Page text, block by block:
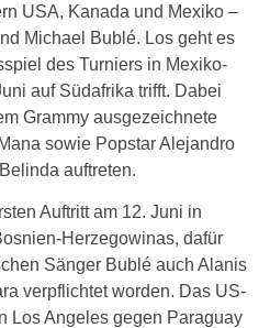
USA, Kanada und Mexiko –
Michael Bublé. Los geht es
des Turniers in Mexiko-
auf Südafrika trifft. Dabei
Grammy ausgezeichnete
sowie Popstar Alejandro
auftreten.
Auftritt am 12. Juni in
Herzegowinas, dafür
Sänger Bublé auch Alanis
verpflichtet worden. Das US-
Los Angeles gegen Paraguay